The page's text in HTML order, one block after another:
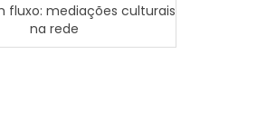
fluxo: mediações culturais
na rede